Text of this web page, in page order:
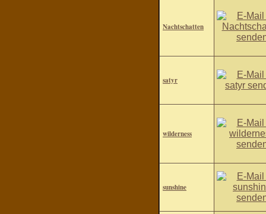
Nachtschatten
satyr
wilderness
sunshine